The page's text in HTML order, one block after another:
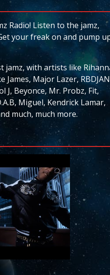
Radio! Listen to the jamz,
your freak on and pump
jamz, with artists like
James, Major Lazer,
J, Beyonce, Mr. Probz, Fit,
Miguel, Kendrick Lamar,
much, much more.